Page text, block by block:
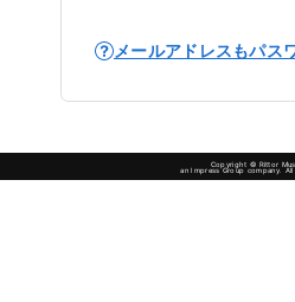
メールアドレスもパス
Copyright © Rittor
an Impress Group company.